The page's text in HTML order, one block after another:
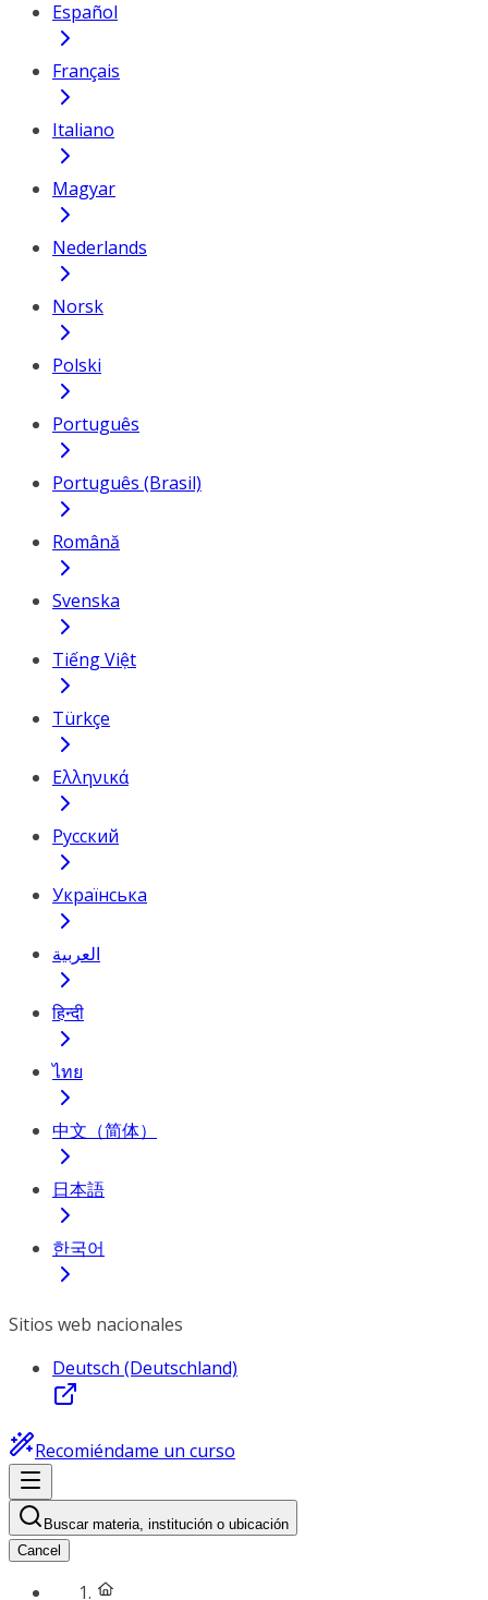
Español
Français
Italiano
Magyar
Nederlands
Norsk
Polski
Português
Português (Brasil)
Română
Svenska
Tiếng Việt
Türkçe
Ελληνικά
Русский
Українська
العربية
हिन्दी
ไทย
中文（简体）
日本語
한국어
Sitios web nacionales
Deutsch (Deutschland)
Recomiéndame un curso
Buscar materia, institución o ubicación
Cancel